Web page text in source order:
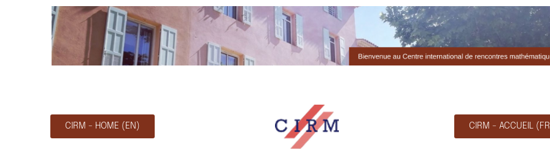
CIRM - HOME (EN) CIRM - ACCUEIL